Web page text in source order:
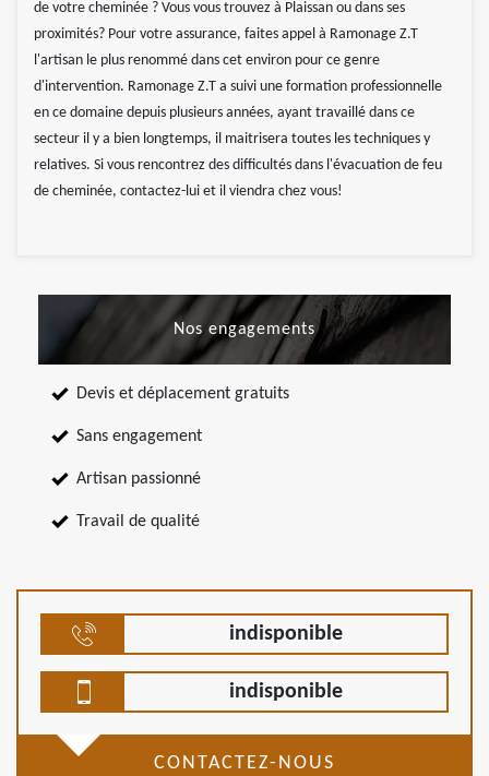
de votre cheminée ? Vous vous trouvez à Plaissan ou dans ses
proximités? Pour votre assurance, faites appel à Ramonage Z.T
l'artisan le plus renommé dans cet environ pour ce genre
d'intervention. Ramonage Z.T a suivi une formation professionnelle
en ce domaine depuis plusieurs années, ayant travaillé dans ce
secteur il y a bien longtemps, il maitrisera toutes les techniques y
relatives. Si vous rencontrez des difficultés dans l'évacuation de feu
de cheminée, contactez-lui et il viendra chez vous!
Nos engagements
Devis et déplacement gratuits
Sans engagement
Artisan passionné
Travail de qualité
indisponible
indisponible
CONTACTEZ-NOUS